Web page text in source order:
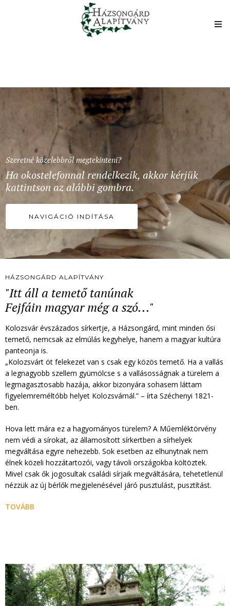
Szeretné közelebbről megtekinteni?
Ha okostelefonnal rendelkezik, akkor kérjük
kattintson az alábbi gombra.
NAVIGÁCIÓ INDÍTÁSA
HÁZSONGÁRD ALAPÍTVÁNY
"Itt áll a temető tanúnak
Fejfáin magyar még a szó..."
Kolozsvár évszázados sírkertje, a Házsongárd, mint minden ősi
temető, nemcsak az elmúlás kegyhelye, hanem a magyar kultúra
panteonja is.
„Kolozsvárt öt felekezet van s csak egy közös temető. Ha a vallás
a legnagyobb szellem gyümölcse s a vallásosságnak a türelem a
legmagasztosabb hazája, akkor bizonyára sohasem láttam
figyelemreméltóbb helyet Kolozsvárnál.” – írta Széchenyi 1821-
ben.
Hova lett mára ez a hagyományos türelem? A Műemléktörvény
nem védi a sírokat, az államosított sírkertben a sírhelyek
megváltása egyre nehezebb. Sok esetben az elhunytnak nem
élnek közeli hozzátartozói, vagy távoli országokba költöztek.
Mivel csak ők jogosultak családi sírjaik megváltására, tehetetlenül
nézzük az új bérlők megjelenésével járó pusztulást, pusztítást.
TOVÁBB